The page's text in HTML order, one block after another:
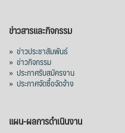
ข่าวสารและกิจกรรม
» ข่าวประชาสัมพันธ์
» ข่าวกิจกรรม
» ประกาศรับสมัครงาน
» ประกาศจัดซื้อจัดจ้าง
แผน-ผลการดำเนินงาน